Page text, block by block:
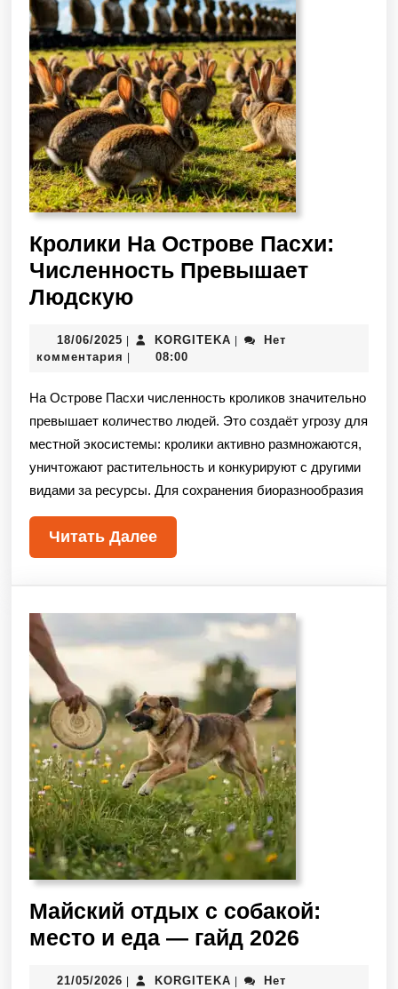
Кролики На Острове Пасхи:
Численность Превышает
Людскую
18/06/2025 | KORGITEKA |
Нет
комментария | 08:00
На Острове Пасхи численность кроликов значительно
превышает количество людей. Это создаёт угрозу для
местной экосистемы: кролики активно размножаются,
уничтожают растительность и конкурируют с другими
видами за ресурсы. Для сохранения биоразнообразия
Читать Далее
Майский отдых с собакой:
место и еда — гайд 2026
21/05/2026 | KORGITEKA |
Нет